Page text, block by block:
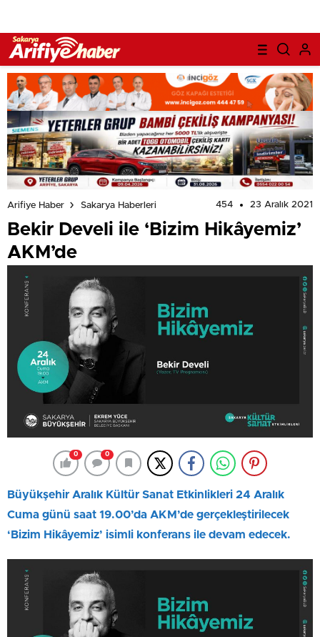
Arifiye Haber Sakarya Haberleri 454 23 Aralık 2021
Bekir Develi ile ‘Bizim Hikâyemiz’
AKM’de
0 0
Büyükşehir Aralık Kültür Sanat Etkinlikleri 24 Aralık
Cuma günü saat 19.00’da AKM’de gerçekleştirilecek
‘Bizim Hikâyemiz’ isimli konferans ile devam edecek.